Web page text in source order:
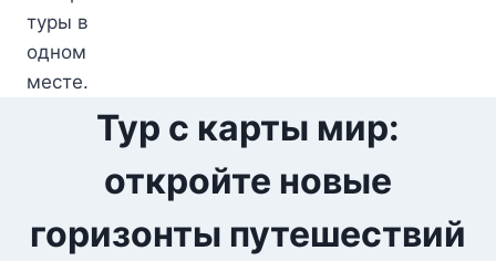
Тур с карты мир:
откройте новые
горизонты путешествий